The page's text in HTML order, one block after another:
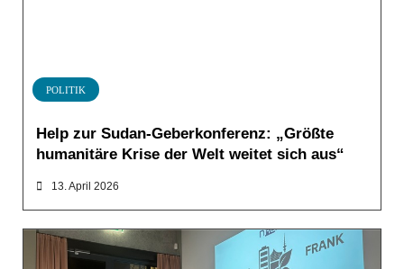
POLITIK
Help zur Sudan-Geberkonferenz: „Größte
humanitäre Krise der Welt weitet sich aus“
13. April 2026